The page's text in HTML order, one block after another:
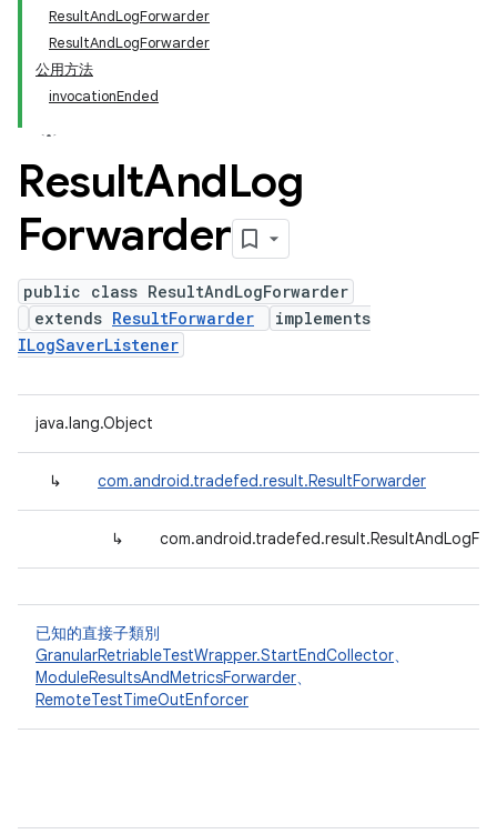
ResultAndLogForwarder
ResultAndLogForwarder
公用方法
invocationEnded
ResultAndLog
Forwarder
public class ResultAndLogForwarder
extends ResultForwarder
implements
ILogSaverListener
java.lang.Object
↳ com.android.tradefed.result.ResultForwarder
↳
已知的直接子類別
GranularRetriableTestWrapper.StartEndCollector、
ModuleResultsAndMetricsForwarder、
RemoteTestTimeOutEnforcer